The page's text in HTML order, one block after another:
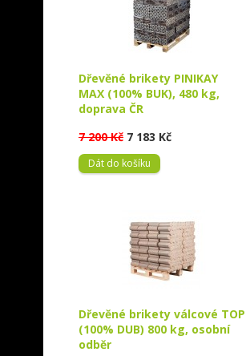
Dřevěné brikety PINIKAY
MAX (100% BUK), 480 kg,
doprava ČR
7 200 Kč 7 183 Kč
Dát do košíku
Dřevěné brikety válcové TOP
(100% DUB) 800 kg, osobní
odběr